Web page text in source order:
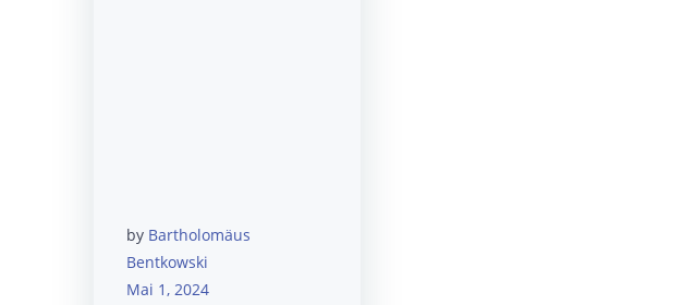
by Bartholomäus
Bentkowski
Mai 1, 2024